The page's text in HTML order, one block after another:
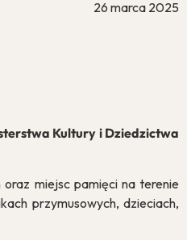
26 marca 2025
Kultury i Dziedzictwa
miejsc pamięci na terenie
przymusowych, dzieciach,